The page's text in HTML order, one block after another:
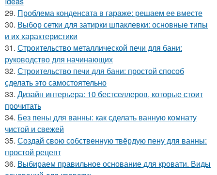
29. Проблема конденсата в гараже: решаем ее вместе
30. Выбор сетки для затирки шпаклевки: основные типы
и их характеристики
31. Строительство металлической печи для бани:
руководство для начинающих
32. Строительство печи для бани: простой способ
сделать это самостоятельно
33. Дизайн интерьера: 10 бестселлеров, которые стоит
прочитать
34. Без пены для ванны: как сделать ванную комнату
чистой и свежей
35. Создай свою собственную твёрдую пену для ванны:
простой рецепт
36. Выбираем правильное основание для кровати. Виды